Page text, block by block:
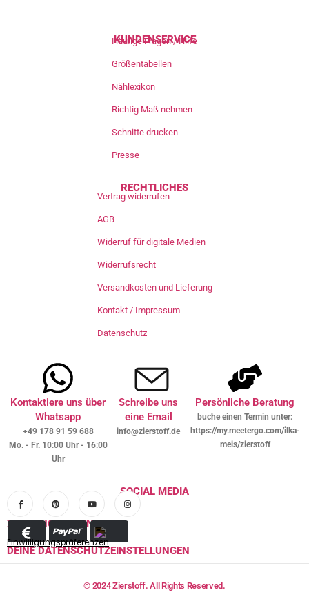
KUNDENSERVICE
Häufige Fragen / Hilfe
Größentabellen
Nählexikon
Richtig Maß nehmen
Schnitte drucken
Presse
RECHTLICHES
Vertrag widerrufen
AGB
Widerruf für digitale Medien
Widerrufsrecht
Versandkosten und Lieferung
Kontakt / Impressum
Datenschutz
Kontaktiere uns über
Whatsapp
+49 178 91 59 688
Mo. - Fr. 10:00 Uhr - 16:00
Uhr
Schreibe uns
eine Email
info@zierstoff.de
Persönliche Beratung
buche einen Termin unter:
https://my.meetergo.com/ilka-
meis/zierstoff
SOCIAL MEDIA
ZAHLUNGSARTEN
DEINE DATENSCHUTZEINSTELLUNGEN
Einwilligungspräferenzen
© 2024 Zierstoff. All Rights Reserved.